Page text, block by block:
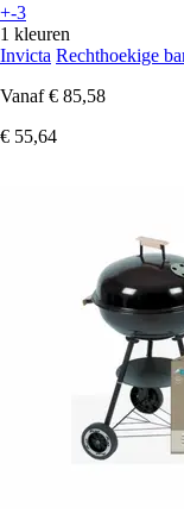
+-3
1 kleuren
Invicta Rechthoekige
Vanaf € 85,58
€ 55,64